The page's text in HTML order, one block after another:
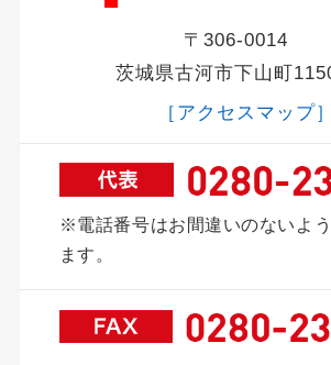
〒306-0014
茨城県古河市下山町
［アクセスマップ］
※電話番号はお間違いのないよ
ます。